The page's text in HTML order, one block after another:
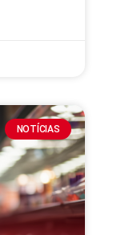
NOTÍCIAS